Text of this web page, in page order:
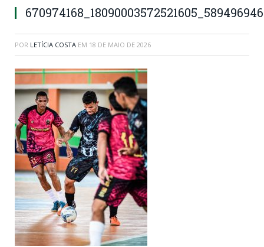
POR LETÍCIA COSTA EM 18 DE MAIO DE 2026